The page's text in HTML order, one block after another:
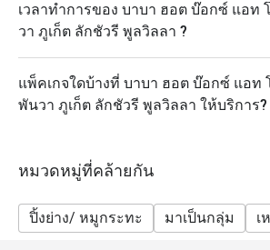
เวลาทำการของ บาบา ฮอต บ๊อกซ์ แอท
วา ภูเก็ต ลักชัวรี พูลวิลลา ?
แพ็คเกจใดบ้างที่ บาบา ฮอต บ๊อกซ์ แอท
พันวา ภูเก็ต ลักชัวรี พูลวิลลา ให้บริการ?
หมวดหมู่ที่คล้ายกัน
ปิ้งย่าง/ หมูกระทะ มาเป็นกลุ่ม เ